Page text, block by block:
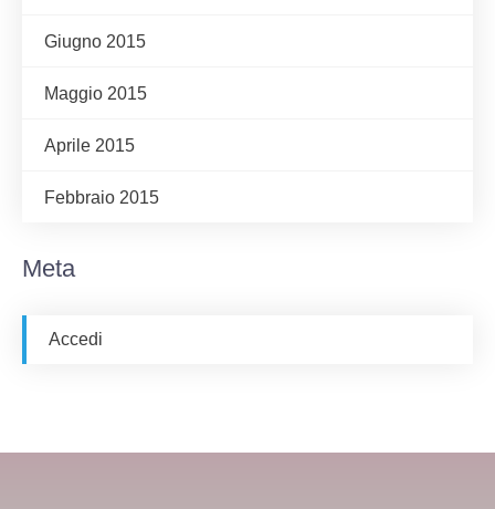
Giugno 2015
Maggio 2015
Aprile 2015
Febbraio 2015
Meta
Accedi